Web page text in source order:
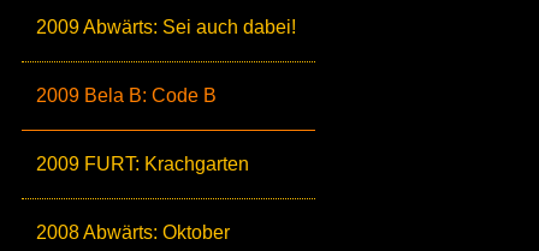
2009 Abwärts: Sei auch dabei!
2009 Bela B: Code B
2009 FURT: Krachgarten
2008 Abwärts: Oktober